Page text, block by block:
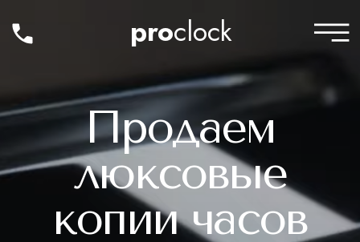
Продаем
люксовые
копии часов
дорабатывая их
в Москве
clock